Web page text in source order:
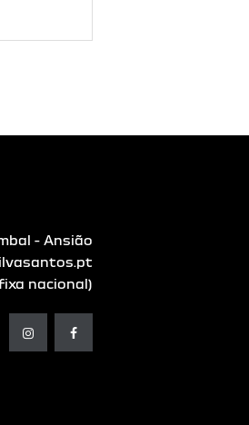
- Ansião
nacional)